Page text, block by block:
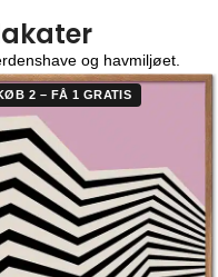
og havmiljøet.
2 – FÅ 1 GRATIS